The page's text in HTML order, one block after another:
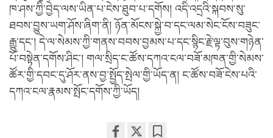
ཁ་ཤས་ཀྱི་བྱེད་ལས་ཡིན་པ་ངེས་ཐུབ་པ་དགོས། འདི་འདྲའི་སྐབས་སུ་
ཐབས་བྱུས་ཡག་ཤོས་ཞིག་ནི། ཉོན་མོངས་སྐྱེ་བ་དང་ལམ་སེང་ངོས་བཟུང་
རྒྱུ་དང་། དེ་ལ་སེམས་ཀྱི་གནས་བབས་བྱམས་པ་དང་སྙིང་རྗེ་ལྟ་བུས་གཉེན་
པོ་བསྟེན་དགོས་ཤིང་། གལ་སྲིད་ང་ཚོས་དཀའ་ངལ་བཟོ་མཁན་གྱི་སེམས་
ཚོར་གྱི་དབང་དུ་ཤོར་ནས་བྱ་སྤྱོད་སྤེལ་གྱི་ཡོད་ན། ང་ཚོས་བཟོ་ངེས་པའི་
དཀའ་ངལ་རྣམས་སྤོང་དགོས་ཀྱི་ཡོད།